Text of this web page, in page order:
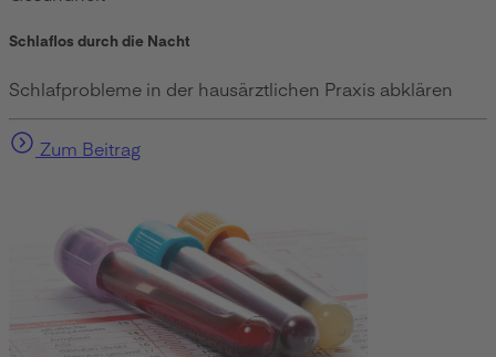
Schlaflos durch die Nacht
Schlafprobleme in der hausärztlichen Praxis abklären
Zum Beitrag